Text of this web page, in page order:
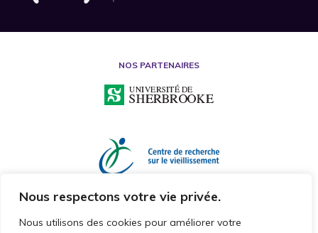
Nous respectons votre vie privée.
Nous utilisons des cookies pour améliorer votre
NOS PARTENAIRES